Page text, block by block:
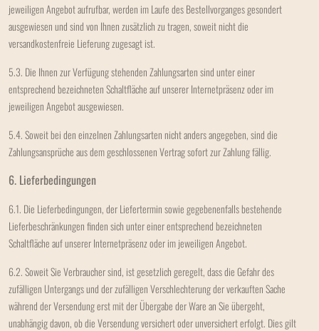
jeweiligen Angebot aufrufbar, werden im Laufe des Bestellvorganges gesondert
ausgewiesen und sind von Ihnen zusätzlich zu tragen, soweit nicht die
versandkostenfreie Lieferung zugesagt ist.
5.3. Die Ihnen zur Verfügung stehenden Zahlungsartensind unter einer
entsprechend bezeichneten Schaltfläche auf unserer Internetpräsenz oder im
jeweiligen Angebot ausgewiesen.
5.4. Soweit bei den einzelnen Zahlungsarten nicht anders angegeben, sind die
Zahlungsansprüche aus dem geschlossenen Vertrag sofort zur Zahlung fällig.
6. Lieferbedingungen
6.1. Die Lieferbedingungen, der Liefertermin sowie gegebenenfalls bestehende
Lieferbeschränkungen finden sich unter einer entsprechend bezeichneten
Schaltfläche auf unserer Internetpräsenz oder im jeweiligen Angebot.
6.2. Soweit Sie Verbraucher sind, ist gesetzlich geregelt, dass die Gefahr des
zufälligen Untergangs und der zufälligen Verschlechterung der verkauften Sache
während der Versendung erst mit der Übergabe der Ware an Sie übergeht,
unabhängig davon, ob die Versendung versichert oder unversichert erfolgt. Dies gilt